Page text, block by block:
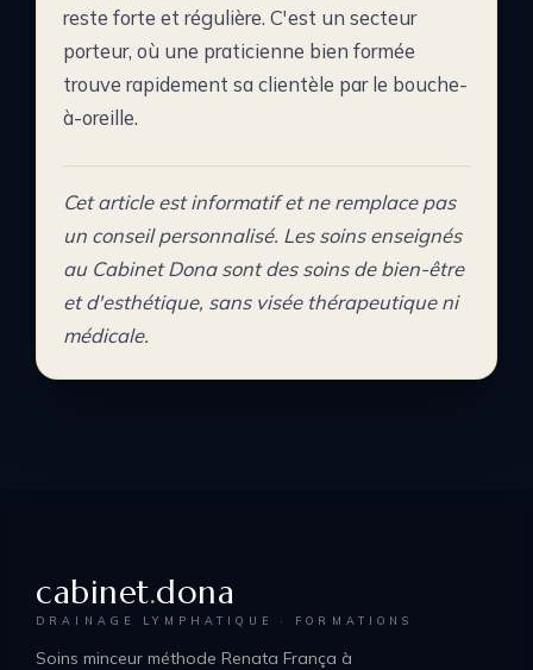
reste forte et régulière. C'est un secteur
porteur, où une praticienne bien formée
trouve rapidement sa clientèle par le bouche-
à-oreille.
Cet article est informatif et ne remplace pas
un conseil personnalisé. Les soins enseignés
au Cabinet Dona sont des soins de bien-être
et d'esthétique, sans visée thérapeutique ni
médicale.
cabinet.dona
DRAINAGE LYMPHATIQUE · FORMATIONS
Soins minceur méthode Renata França à